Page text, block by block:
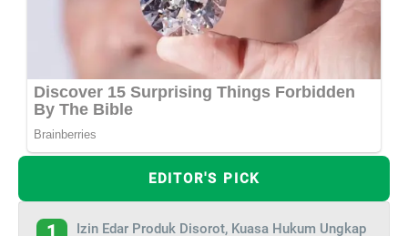
EDITOR'S PICK
Izin Edar Produk Disorot, Kuasa Hukum Ungkap